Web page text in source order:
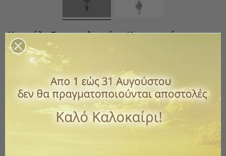
Καντήλι Επινικελωμένο Κρεμαστό
Κωδικός 202-V29ta2N
με ΦΠΑ
Καντήλι κρεμαστό επινικελωμένο με καπάκι.